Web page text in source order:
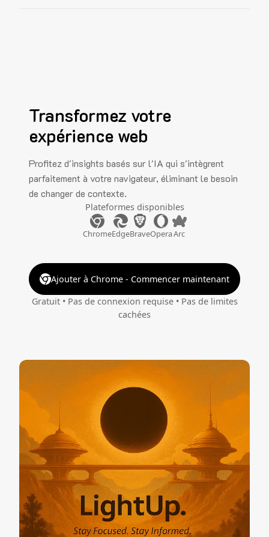
Transformez votre
expérience web
Profitez d'insights basés sur l'IA qui s'intègrent
parfaitement à votre navigateur, éliminant le besoin
de changer de contexte.
Plateformes disponibles
ChromeEdgeBraveOperaArc
Ajouter à Chrome - Commencer maintenant
Gratuit • Pas de connexion requise • Pas de limites
cachées